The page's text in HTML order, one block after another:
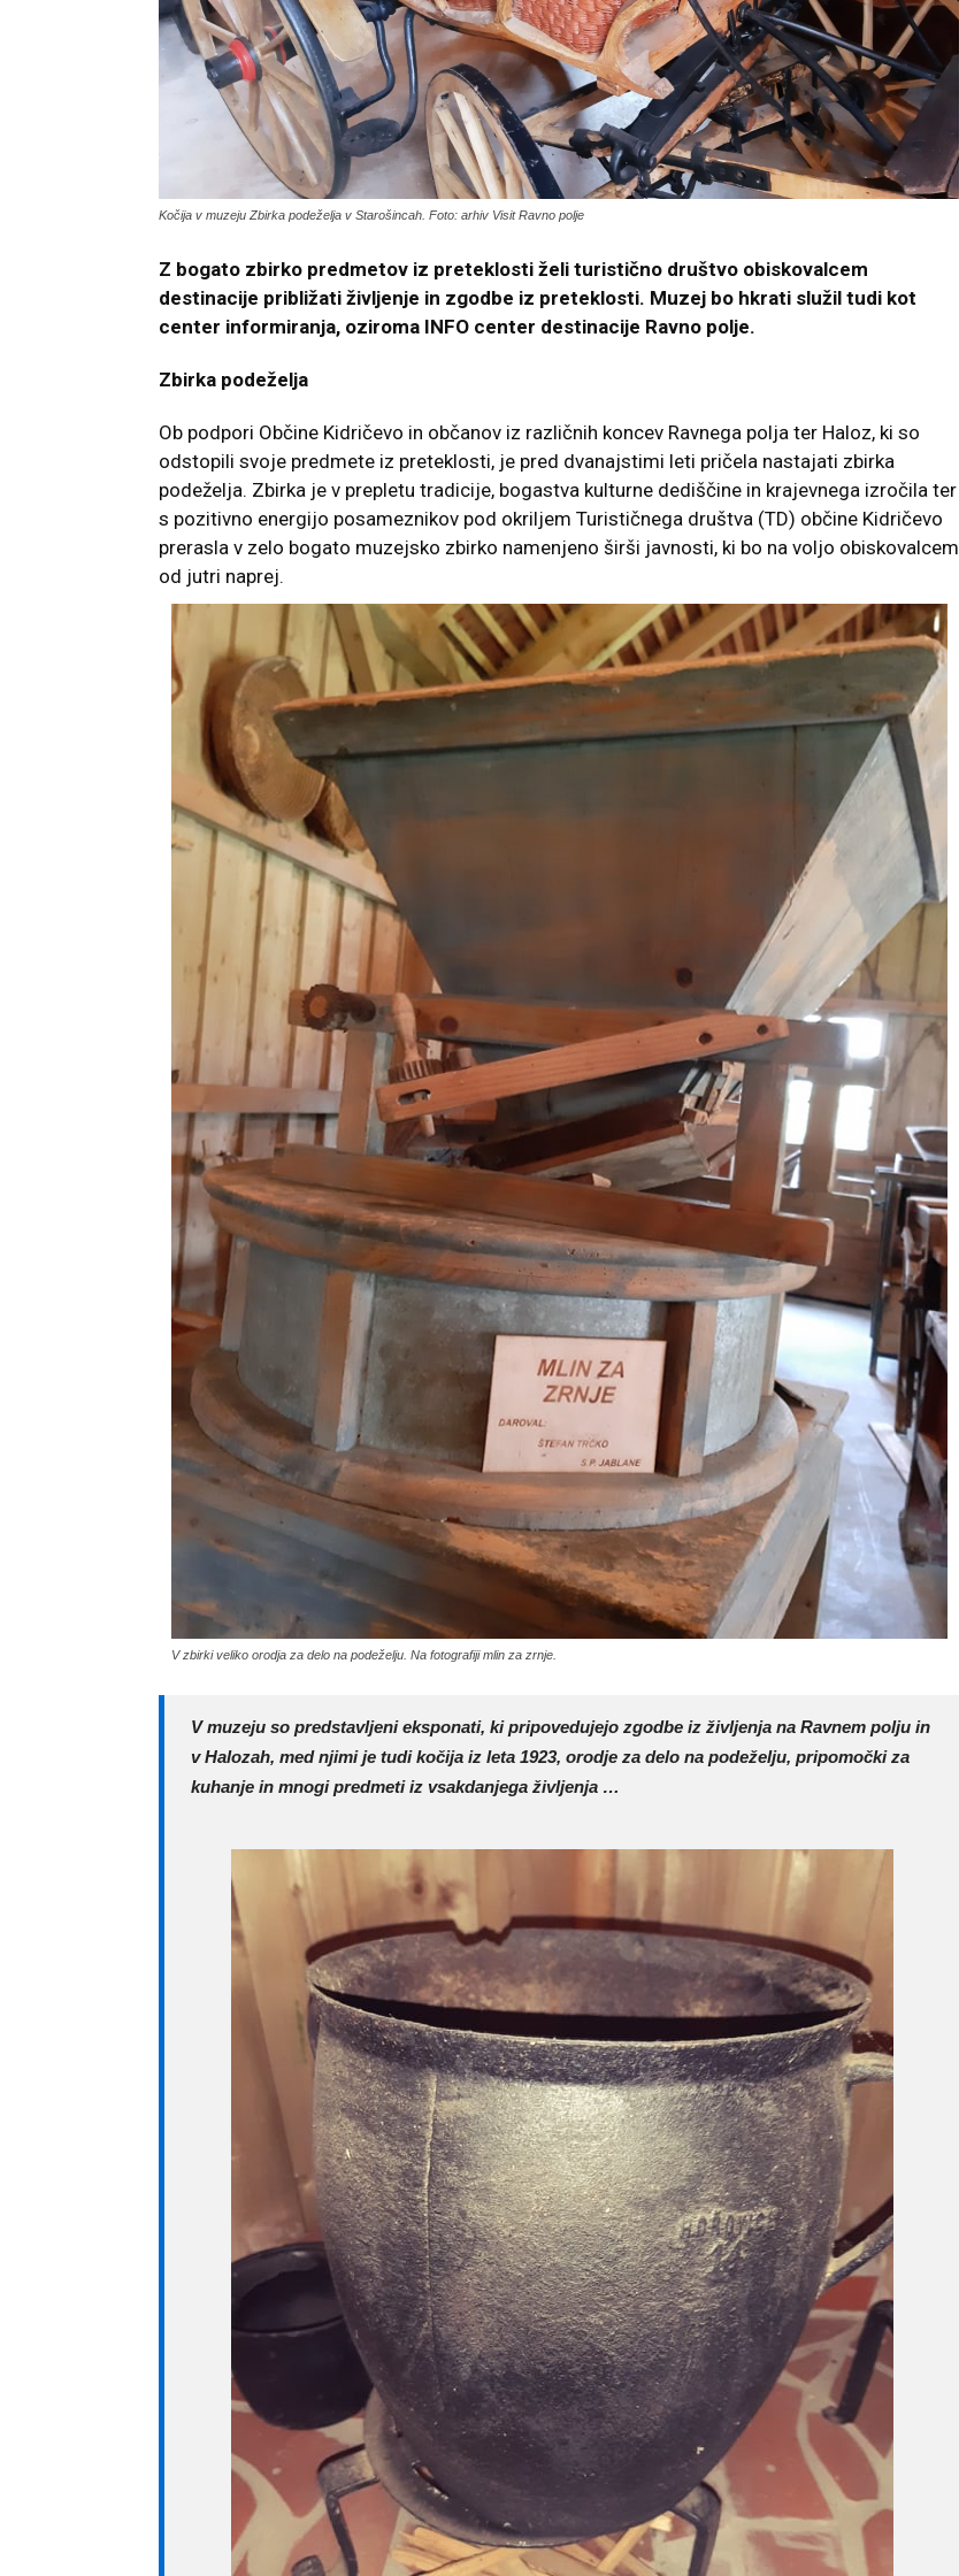
Kočija v muzeju Zbirka podeželja v Starošincah. Foto: arhiv Visit Ravno polje
Z bogato zbirko predmetov iz preteklosti želi turistično društvo obiskovalcem
destinacije približati življenje in zgodbe iz preteklosti. Muzej bo hkrati služil tudi kot
center informiranja, oziroma INFO center destinacije Ravno polje.
Zbirka podeželja
Ob podpori Občine Kidričevo in občanov iz različnih koncev Ravnega polja ter Haloz, ki so
odstopili svoje predmete iz preteklosti, je pred dvanajstimi leti pričela nastajati zbirka
podeželja. Zbirka je v prepletu tradicije, bogastva kulturne dediščine in krajevnega izročila ter
s pozitivno energijo posameznikov pod okriljem Turističnega društva (TD) občine Kidričevo
prerasla v zelo bogato muzejsko zbirko namenjeno širši javnosti, ki bo na voljo obiskovalcem
od jutri naprej.
V zbirki veliko orodja za delo na podeželju. Na fotografiji mlin za zrnje.
V muzeju so predstavljeni eksponati, ki pripovedujejo zgodbe iz življenja na Ravnem polju in
v Halozah, med njimi je tudi kočija iz leta 1923, orodje za delo na podeželju, pripomočki za
kuhanje in mnogi predmeti iz vsakdanjega življenja …